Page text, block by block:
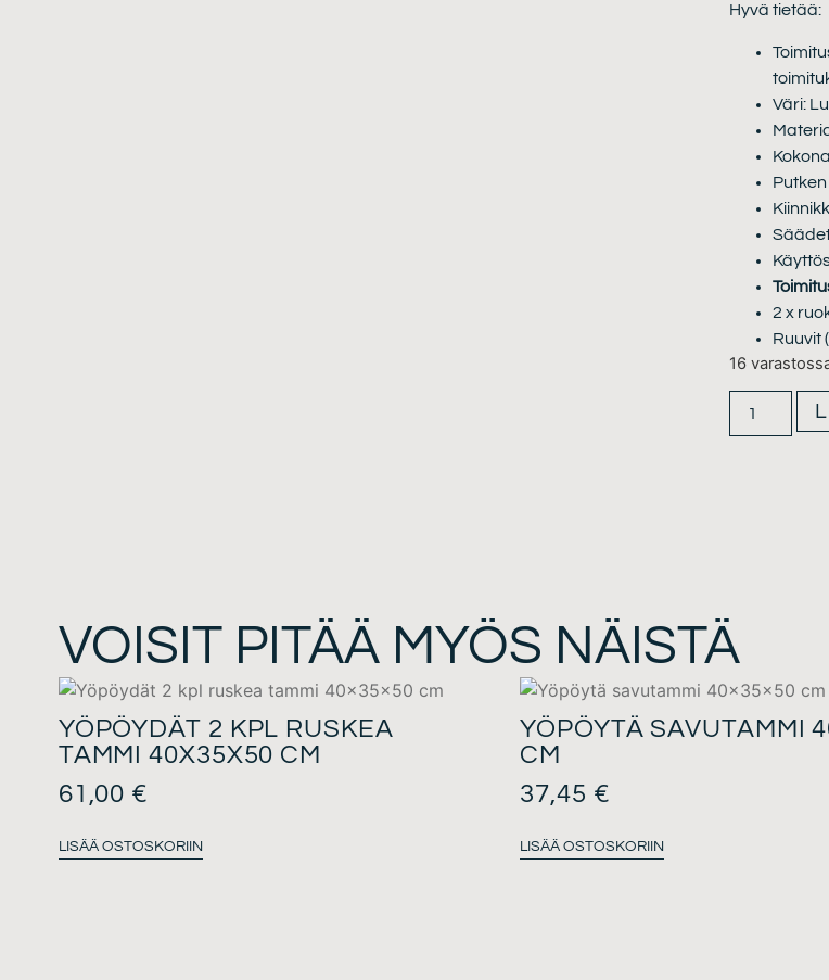
Hyvä tietää:
Väri:
Putken
2 x
Ruuvit
16
VOISIT PITÄÄ MYÖS NÄISTÄ
YÖPÖYDÄT 2 KPL RUSKEA
TAMMI 40X35X50 CM
61,00 €
LISÄÄ OSTOSKORIIN
YÖPÖYTÄ SAVUTAMMI
CM
37,45 €
LISÄÄ OSTOSKORIIN